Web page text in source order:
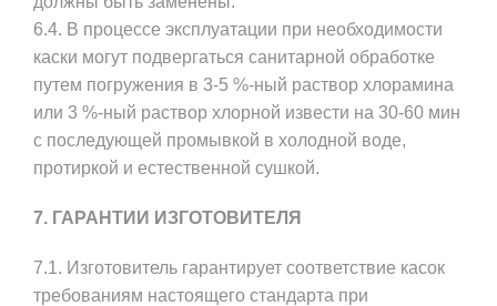
6.4. В процессе эксплуатации при необходимости
каски могут подвергаться санитарной обработке
путем погружения в 3-5 %-ный раствор хлорамина
или 3 %-ный раствор хлорной извести на 30-60 мин
с последующей промывкой в холодной воде,
протиркой и естественной сушкой.
7. ГАРАНТИИ ИЗГОТОВИТЕЛЯ
7.1. Изготовитель гарантирует соответствие касок
требованиям настоящего стандарта при